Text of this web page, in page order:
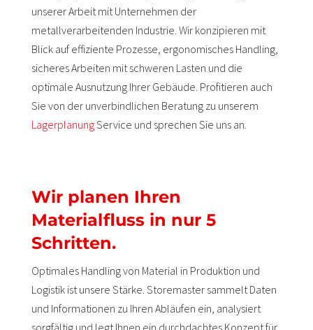
unserer Arbeit mit Unternehmen der
metallverarbeitenden Industrie. Wir konzipieren mit
Blick auf effiziente Prozesse, ergonomisches Handling,
sicheres Arbeiten mit schweren Lasten und die
optimale Ausnutzung Ihrer Gebäude. Profitieren auch
Sie von der unverbindlichen Beratung zu unserem
LagerplanungService und sprechen Sie uns an.
Wir planen Ihren
Materialfluss in nur 5
Schritten.
Optimales Handling von Material in Produktion und
Logistik ist unsere Stärke. Storemaster sammelt Daten
und Informationen zu Ihren Abläufen ein, analysiert
sorgfältig und legt Ihnen ein durchdachtes Konzept für